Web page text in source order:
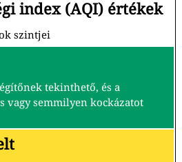
index (AQI) értékek
szintjei
tekinthető, és a
vagy semmilyen kockázatot